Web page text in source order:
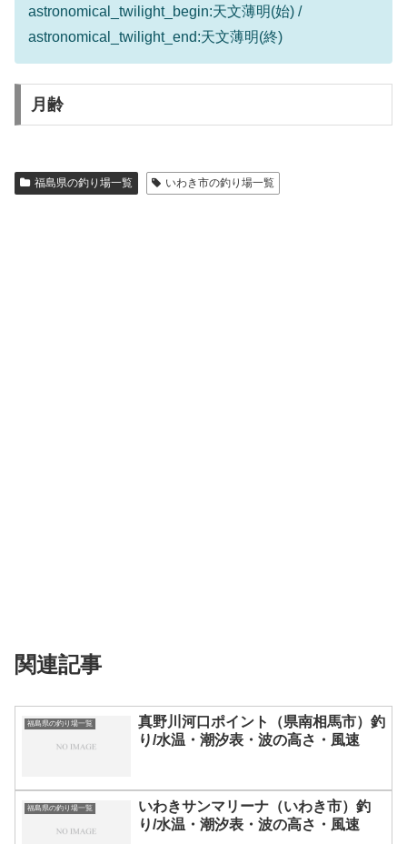
astronomical_twilight_begin:天文薄明(始) /
astronomical_twilight_end:天文薄明(終)
月齢
福島県の釣り場一覧 いわき市の釣り場一覧
関連記事
福島県の釣り場一覧
真野川河口ポイント（県南相馬市）釣
り/水温・潮汐表・波の高さ・風速
福島県の釣り場一覧
いわきサンマリーナ（いわき市）釣
り/水温・潮汐表・波の高さ・風速